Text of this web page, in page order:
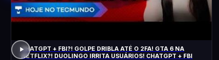
CHATGPT + FBI?! GOLPE DRIBLA ATÉ O 2FA! GTA 6 NA
NETFLIX?! DUOLINGO IRRITA USUÁRIOS! CHATGPT + FBI